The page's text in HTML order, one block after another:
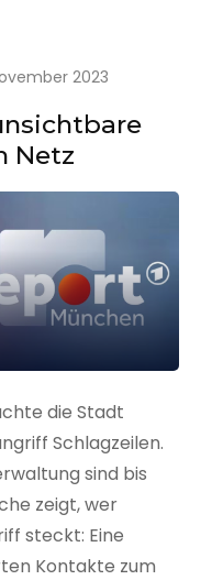
2023
Netz
die Stadt
Schlagzeilen.
sind bis
zeigt, wer
steckt: Eine
Kontakte zum